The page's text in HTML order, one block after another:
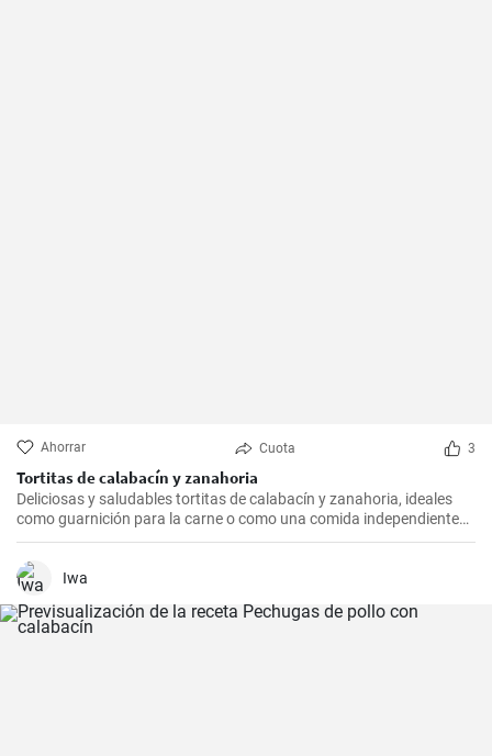
Ahorrar Cuota 3
Tortitas de calabacín y zanahoria
Deliciosas y saludables tortitas de calabacín y zanahoria, ideales
como guarnición para la carne o como una comida independiente
con ensalada. La preparación es sencilla y rápida.
Iwa